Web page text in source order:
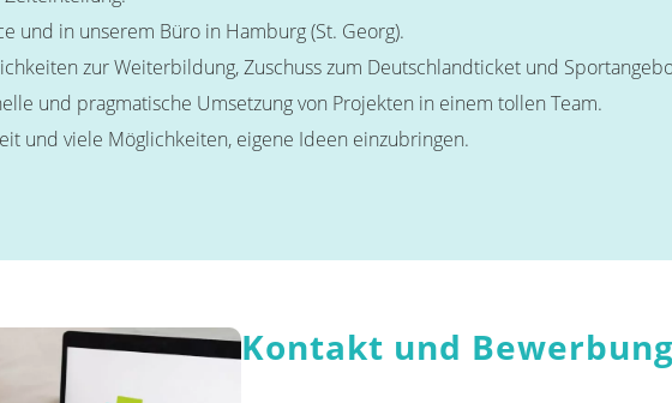
und in unserem Büro in Hamburg (St. Georg).
zur Weiterbildung, Zuschuss zum Deutschlandticket und
und pragmatische Umsetzung von Projekten in einem tollen Team.
und viele Möglichkeiten, eigene Ideen einzubringen.
Kontakt und